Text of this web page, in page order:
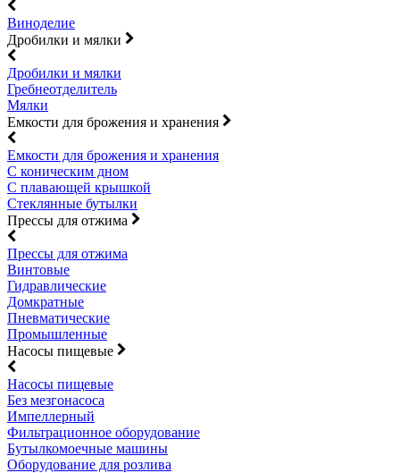
Виноделие
Дробилки и мялки
Дробилки и мялки
Гребнеотделитель
Мялки
Емкости для брожения и хранения
Емкости для брожения и хранения
С коническим дном
С плавающей крышкой
Стеклянные бутылки
Прессы для отжима
Прессы для отжима
Винтовые
Гидравлические
Домкратные
Пневматические
Промышленные
Насосы пищевые
Насосы пищевые
Без мезгонасоса
Импеллерный
Фильтрационное оборудование
Бутылкомоечные машины
Оборудование для розлива